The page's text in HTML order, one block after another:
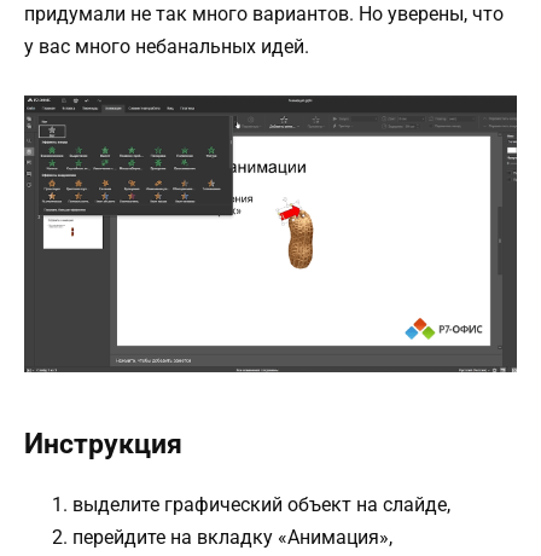
придумали не так много вариантов. Но уверены, что
у вас много небанальных идей.
Инструкция
выделите графический объект на слайде,
перейдите на вкладку «Анимация»,